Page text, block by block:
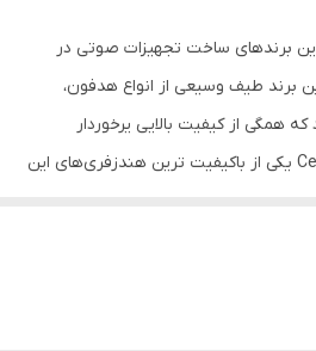
برندهای ساخت تجهیزات صوتی در
برند طیف وسیعی از انواع هدفون،
همگی از کیفیت بالایی یرخوردار
هستند. هندزفری Celebrat G۳ یکی از باکیفیت ترین هندزفری‌های این